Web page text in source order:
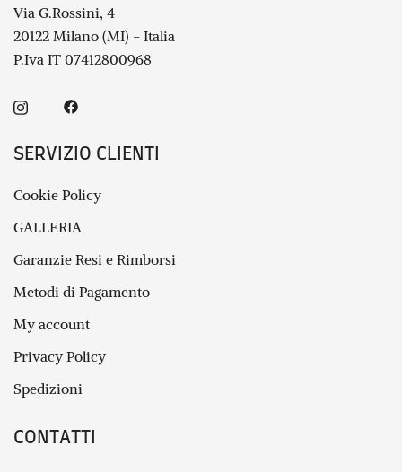
Via G.Rossini, 4
20122 Milano (MI) - Italia
P.Iva IT 07412800968
SERVIZIO CLIENTI
Cookie Policy
GALLERIA
Garanzie Resi e Rimborsi
Metodi di Pagamento
My account
Privacy Policy
Spedizioni
CONTATTI